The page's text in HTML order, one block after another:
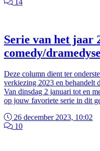
14
Serie van het jaar
comedy/
Deze column dient ter
verkiezing 2023 en behandelt
Van dinsdag 2 januari tot en
op jouw favoriete serie in dit
26 december 2023, 10:02
10